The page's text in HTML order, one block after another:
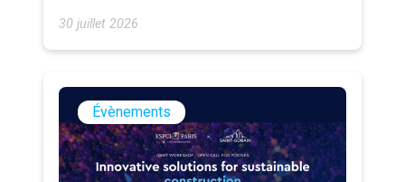
30 juillet 2026
Évènements